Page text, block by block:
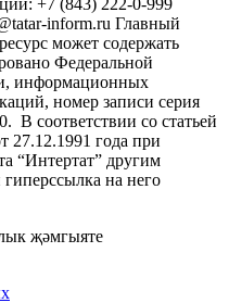
inform.ru Главный
может содержать
Федеральной
информационных
номер записи серия
соответствии со статьей
27.12.1991 года при
“Интертат” другим
на него
җәмгыяте